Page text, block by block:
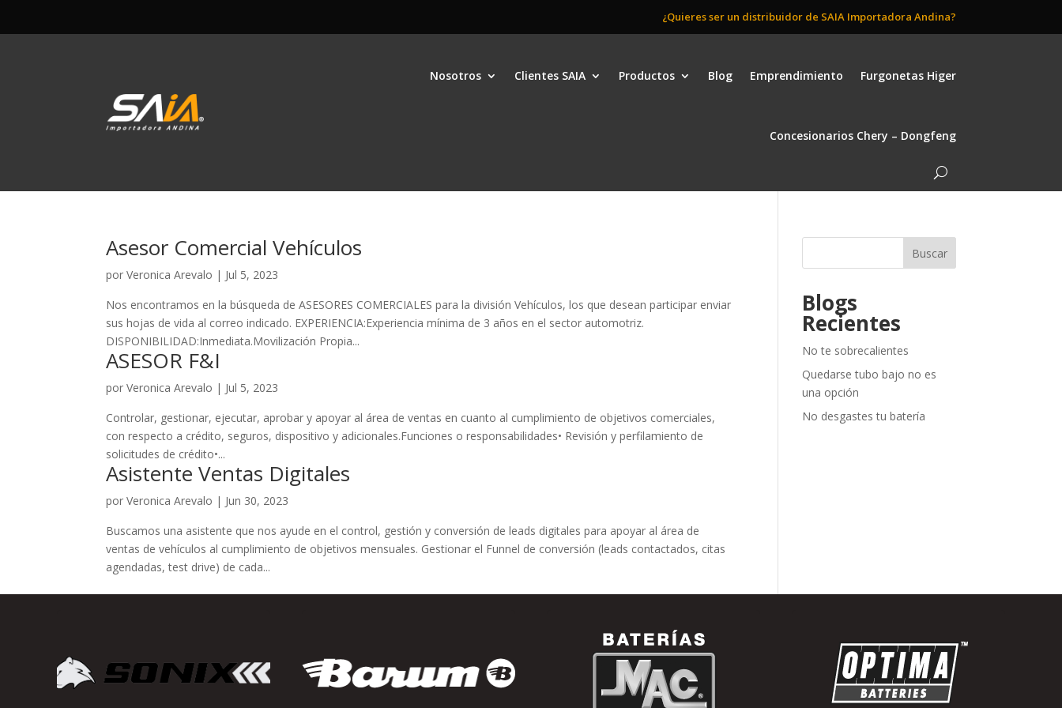
¿Quieres ser un distribuidor de SAIA Importadora Andina?
Nosotros Clientes SAIA Productos Blog Emprendimiento Furgonetas Higer
Concesionarios Chery – Dongfeng
Asesor Comercial Vehículos
porVeronica Arevalo | Jul 5, 2023
Nos encontramos en la búsqueda de ASESORES COMERCIALES para la división Vehículos, los que desean participar enviar
sus hojas de vida al correo indicado. EXPERIENCIA:Experiencia mínima de 3 años en el sector automotriz.
DISPONIBILIDAD:Inmediata.Movilización Propia...
ASESOR F&I
porVeronica Arevalo | Jul 5, 2023
Controlar, gestionar, ejecutar, aprobar y apoyar al área de ventas en cuanto al cumplimiento de objetivos comerciales,
con respecto a crédito, seguros, dispositivo y adicionales.Funciones o responsabilidades• Revisión y perfilamiento de
solicitudes de crédito•...
Asistente Ventas Digitales
porVeronica Arevalo | Jun 30, 2023
Buscamos una asistente que nos ayude en el control, gestión y conversión de leads digitales para apoyar al área de
ventas de vehículos al cumplimiento de objetivos mensuales. Gestionar el Funnel de conversión (leads contactados, citas
agendadas, test drive) de cada...
Buscar
Blogs
Recientes
No te sobrecalientes
Quedarse tubo bajo no es
una opción
No desgastes tu batería